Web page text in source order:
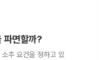
파면할까?
추 요건을 정하고 있